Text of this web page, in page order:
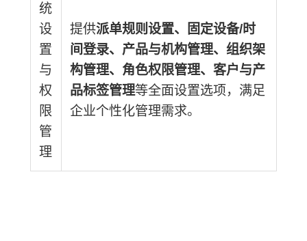
统
设
置
与
权
限
管
理
提供派单规则设置、固定设备/时
间登录、产品与机构管理、组织架
构管理、角色权限管理、客户与产
品标签管理等全面设置选项，满足
企业个性化管理需求。